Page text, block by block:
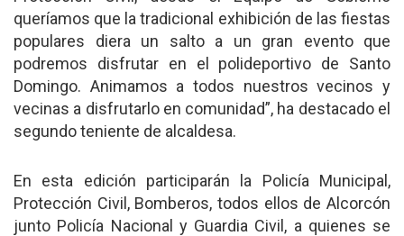
queríamos que la tradicional exhibición de las fiestas
populares diera un salto a un gran evento que
podremos disfrutar en el polideportivo de Santo
Domingo. Animamos a todos nuestros vecinos y
vecinas a disfrutarlo en comunidad”, ha destacado el
segundo teniente de alcaldesa.
En esta edición participarán la Policía Municipal,
Protección Civil, Bomberos, todos ellos de Alcorcón
junto Policía Nacional y Guardia Civil, a quienes se